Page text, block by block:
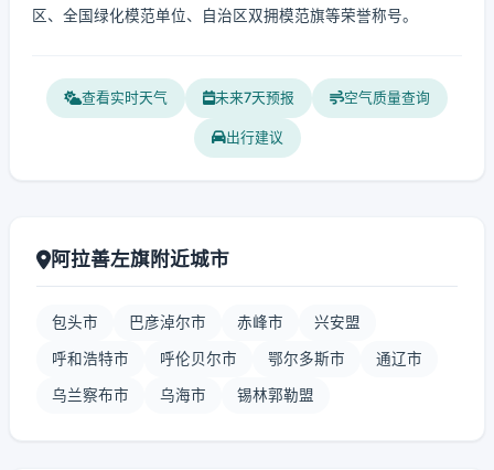
区、全国绿化模范单位、自治区双拥模范旗等荣誉称号。
查看实时天气 未来7天预报 空气质量查询
出行建议
阿拉善左旗附近城市
包头市 巴彦淖尔市 赤峰市 兴安盟
呼和浩特市 呼伦贝尔市 鄂尔多斯市 通辽市
乌兰察布市 乌海市 锡林郭勒盟